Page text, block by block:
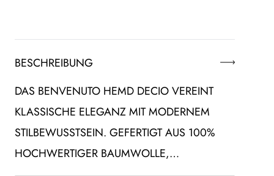
BESCHREIBUNG
DAS BENVENUTO HEMD DECIO VEREINT
KLASSISCHE ELEGANZ MIT MODERNEM
STILBEWUSSTSEIN. GEFERTIGT AUS 100%
HOCHWERTIGER BAUMWOLLE,…